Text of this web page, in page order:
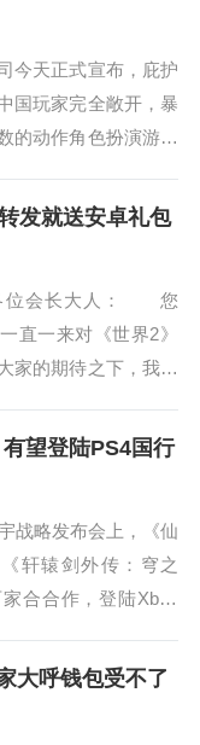
天正式宣布，庇护
国玩家完全敞开，暴
的动作角色扮演游戏
开测试。全中国的玩
发就送安卓礼包
长大人： 您
一来对《世界2》
家的期待之下，我们
间内迅速登顶App S
望登陆PS4国行
略发布会上，《仙
轩辕剑外传：穹之
合合作，登陆Xbox
知，这款作品极有可
大呼钱包受不了